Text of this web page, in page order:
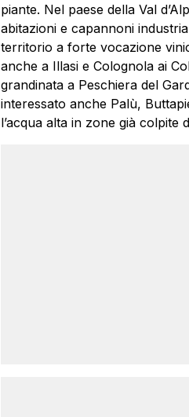
piante. Nel paese della Val
abitazioni e capannoni
territorio a forte vocazione
anche a Illasi e Colognola ai
grandinata a Peschiera del
interessato anche Palù,
l’acqua alta in zone già colpite